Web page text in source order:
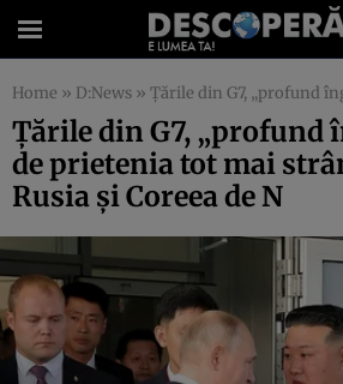
Home » D:News » Țările din G7, „profund îngrijorate” de prietenia
Țările din G7, „profund
de prietenia tot mai
Rusia și Coreea de N